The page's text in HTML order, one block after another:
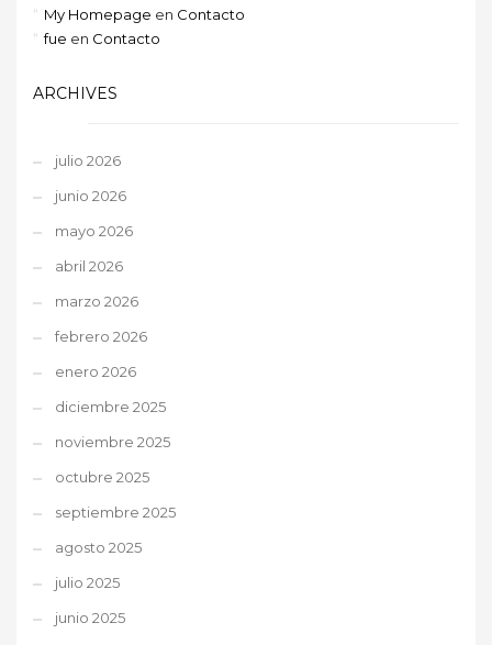
My Homepage en Contacto
fue en Contacto
ARCHIVES
julio 2026
junio 2026
mayo 2026
abril 2026
marzo 2026
febrero 2026
enero 2026
diciembre 2025
noviembre 2025
octubre 2025
septiembre 2025
agosto 2025
julio 2025
junio 2025